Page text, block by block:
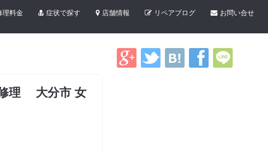
理料金 症状で探す 店舗情報 リペアブログ お問い合せ
理 大分市 女